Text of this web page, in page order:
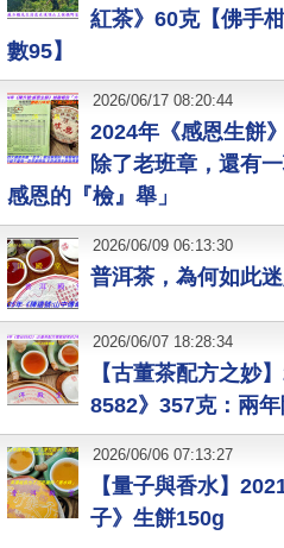
紅茶》60克【佛手
數95】
2024年《感恩生餅
除了老班章，還有
感恩的『檢』舉」
2026/06/17 08:20:44
普洱茶，為何如此迷
2026/06/09 06:13:30
【古董茶配方之妙
8582》357克：兩
2026/06/07 18:28:34
【量子與香水】
子》生餅150g
2026/06/06 07:13:27